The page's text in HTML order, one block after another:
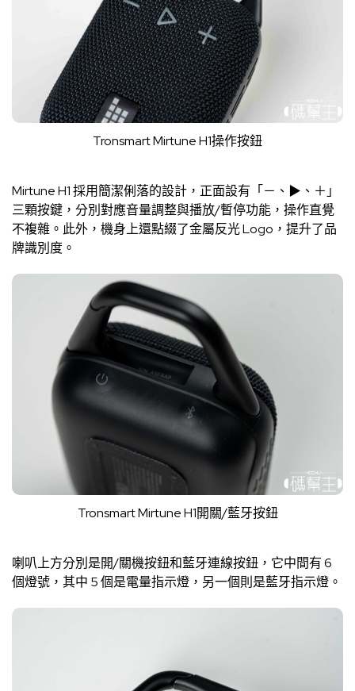
Tronsmart Mirtune H1操作按鈕
Mirtune H1 採用簡潔俐落的設計，正面設有「－、▶︎、＋」
三顆按鍵，分別對應音量調整與播放/暫停功能，操作直覺
不複雜。此外，機身上還點綴了金屬反光 Logo，提升了品
牌識別度。
Tronsmart Mirtune H1開關/藍牙按鈕
喇叭上方分別是開/關機按鈕和藍牙連線按鈕，它中間有 6
個燈號，其中 5 個是電量指示燈，另一個則是藍牙指示燈。